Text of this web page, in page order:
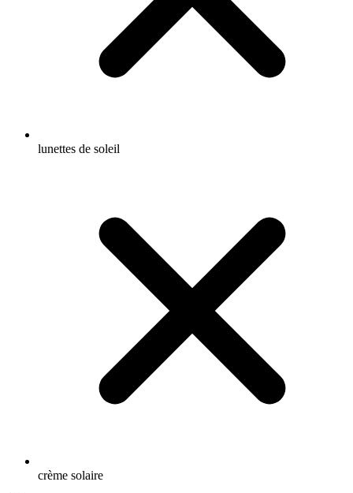
lunettes de soleil
crème solaire